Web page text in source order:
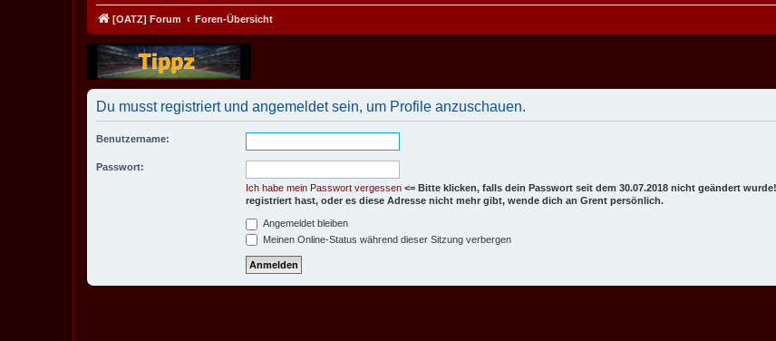
[OATZ] Forum Foren-Übersicht
Du musst registriert und angemeldet sein, um Profile anzuschauen.
Benutzername:
Passwort:
Ich habe mein Passwort vergessen <= Bitte klicken, falls dein Passwort seit dem 30.07.2018 nicht geändert
registriert hast, oder es diese Adresse nicht mehr gibt, wende dich an Grent persönlich.
Angemeldet bleiben
Meinen Online-Status während dieser Sitzung verbergen